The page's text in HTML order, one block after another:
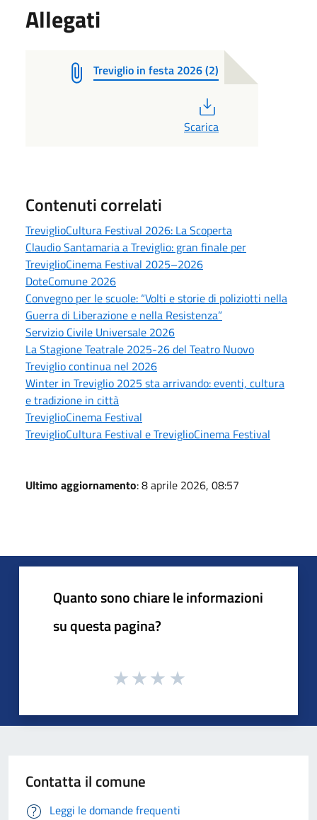
Allegati
Treviglio in festa 2026 (2)
Scarica
Contenuti correlati
TreviglioCultura Festival 2026: La Scoperta
Claudio Santamaria a Treviglio: gran finale per
TreviglioCinema Festival 2025–2026
DoteComune 2026
Convegno per le scuole: “Volti e storie di poliziotti nella
Guerra di Liberazione e nella Resistenza”
Servizio Civile Universale 2026
La Stagione Teatrale 2025-26 del Teatro Nuovo
Treviglio continua nel 2026
Winter in Treviglio 2025 sta arrivando: eventi, cultura
e tradizione in città
TreviglioCinema Festival
TreviglioCultura Festival e TreviglioCinema Festival
Ultimo aggiornamento: 8 aprile 2026, 08:57
Quanto sono chiare le informazioni
su questa pagina?
Contatta il comune
Leggi le domande frequenti